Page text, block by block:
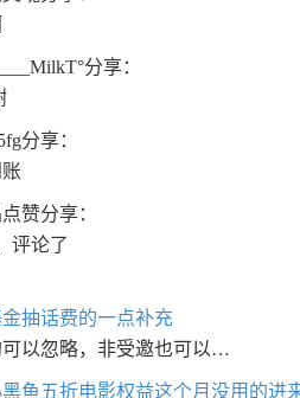
分享：
分享：
赞分享：
评论了
抽话费的一点补充
可以忽略，非受邀也可以…
鱼五折电影权益这个月没用的进